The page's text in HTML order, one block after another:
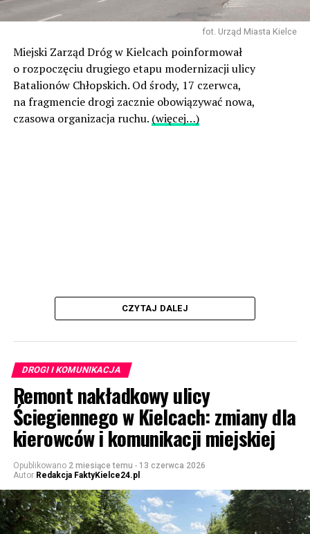
fot. Urząd Miasta Kielce
Miejski Zarząd Dróg w Kielcach poinformował
o rozpoczęciu drugiego etapu modernizacji ulicy
Batalionów Chłopskich. Od środy, 17 czerwca,
na fragmencie drogi zacznie obowiązywać nowa,
czasowa organizacja ruchu. (więcej…)
CZYTAJ DALEJ
DROGI I KOMUNIKACJA
Remont nakładkowy ulicy
Ściegiennego w Kielcach: zmiany dla
kierowców i komunikacji miejskiej
Opublikowano 2 miesiące temu - 13 czerwca 2026
Autor Redakcja FaktyKielce24.pl